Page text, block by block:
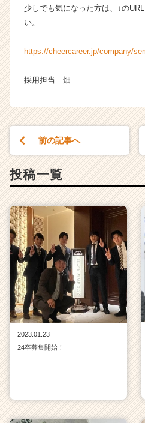
e
少しでも気になった方は、↓の
い。
https://cheercareer.jp/company/
採用担当 畑
前の記事へ
投稿一覧
2023.01.23
24卒募集開始！